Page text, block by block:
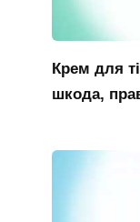
Крем для
шкода,